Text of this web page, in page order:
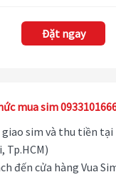
Đặt ngay
mua sim
giao sim và thu tiền
Tp.HCM)
đến cửa hàng Vua